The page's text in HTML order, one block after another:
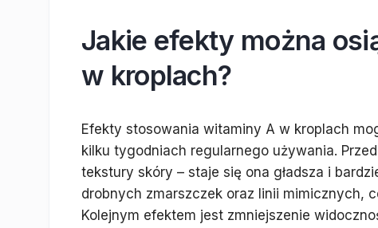
Jakie efekty można
w kroplach?
Efekty stosowania witaminy A w kroplach
kilku tygodniach regularnego używania.
tekstury skóry – staje się ona gładsza i
drobnych zmarszczek oraz linii mimicznych,
Kolejnym efektem jest zmniejszenie